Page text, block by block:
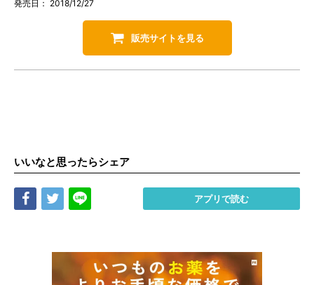
発売日： 2018/12/27
販売サイトを見る
いいなと思ったらシェア
Share Tweet アプリで読む